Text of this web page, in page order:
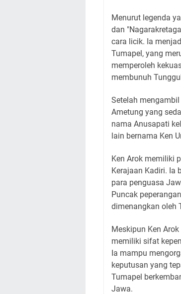
Menurut legenda
dan
cara licik. Ia
Tumapel, yang
memperoleh
membunuh
Setelah
Ametung yang
nama Anusapati
lain bernama Ken
Ken Arok memiliki
Kerajaan Kadiri. Ia
para penguasa
Puncak
dimenangkan oleh
Meskipun Ken
memiliki sifat
Ia mampu
keputusan yang
Tumapel
Jawa.